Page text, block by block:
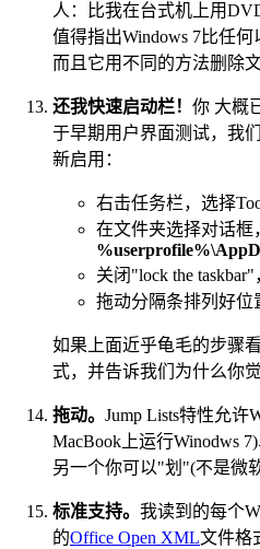
人：比我在台式机上用
值得指出Windows 7比任
而且它用不同的方法删除
还我快速启动栏！ 你 大概
于早期用户界面测试，我
新启用：
右击任务栏，选择
在文件夹选择对话框
关闭"lock the
拖动分隔条排列好位
如果上面近乎龟毛的步骤
式，并告诉我们为什么你
拖动。 Jump Lists特性允
MacBook上运行Winodws
另一个你可以"划"(不是微
标准支持。 我读到的每个
的Office Open XML文件格